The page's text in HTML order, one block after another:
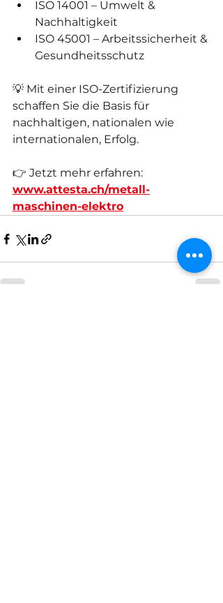
ISO 14001 – Umwelt &
Nachhaltigkeit
ISO 45001 – Arbeitssicherheit &
Gesundheitsschutz
💡 Mit einer ISO-Zertifizierung
schaffen Sie die Basis für
nachhaltigen, nationalen wie
internationalen, Erfolg.
👉 Jetzt mehr erfahren:
www.attesta.ch/metall-
maschinen-elektro